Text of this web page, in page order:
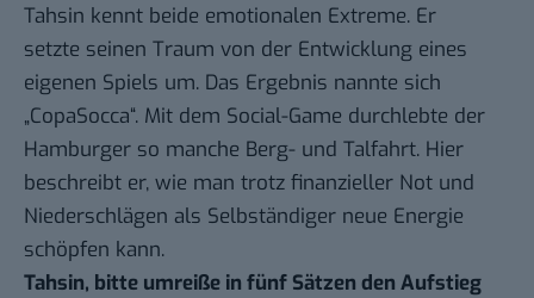
Tahsin kennt beide emotionalen Extreme. Er
setzte seinen Traum von der Entwicklung eines
eigenen Spiels um. Das Ergebnis nannte sich
„CopaSocca“. Mit dem Social-Game durchlebte der
Hamburger so manche Berg- und Talfahrt. Hier
beschreibt er, wie man trotz finanzieller Not und
Niederschlägen als Selbständiger neue Energie
schöpfen kann.
Tahsin, bitte umreiße in fünf Sätzen den Aufstieg